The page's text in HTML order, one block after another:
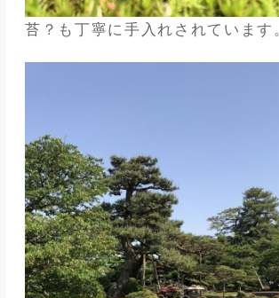
苔？も丁寧に手入れされています